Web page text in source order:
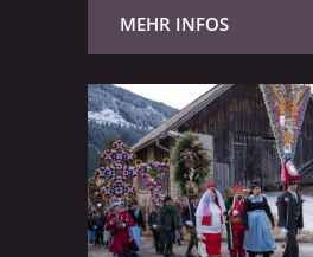
MEHR INFOS